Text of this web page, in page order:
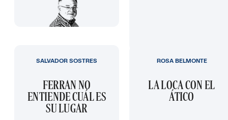
FERRAN NO
ENTIENDE CUÁL ES
SU LUGAR
SALVADOR SOSTRES
LA LOCA CON EL
ÁTICO
ROSA BELMONTE